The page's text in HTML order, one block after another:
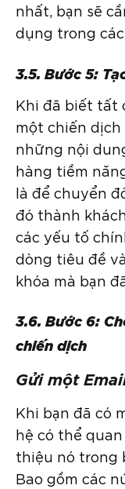
nhất, bạn sẽ
dụng trong
3.5. Bước 5:
Khi đã biết tất
một chiến dịch
những nội
hàng tiềm
là để chuyển
đó thành
các yếu tố
dòng tiêu đề
khóa mà bạn
3.6. Bước 6:
chiến dịch
Gửi một
Khi bạn đã có
hệ có thể
thiệu nó trong
Bao gồm các